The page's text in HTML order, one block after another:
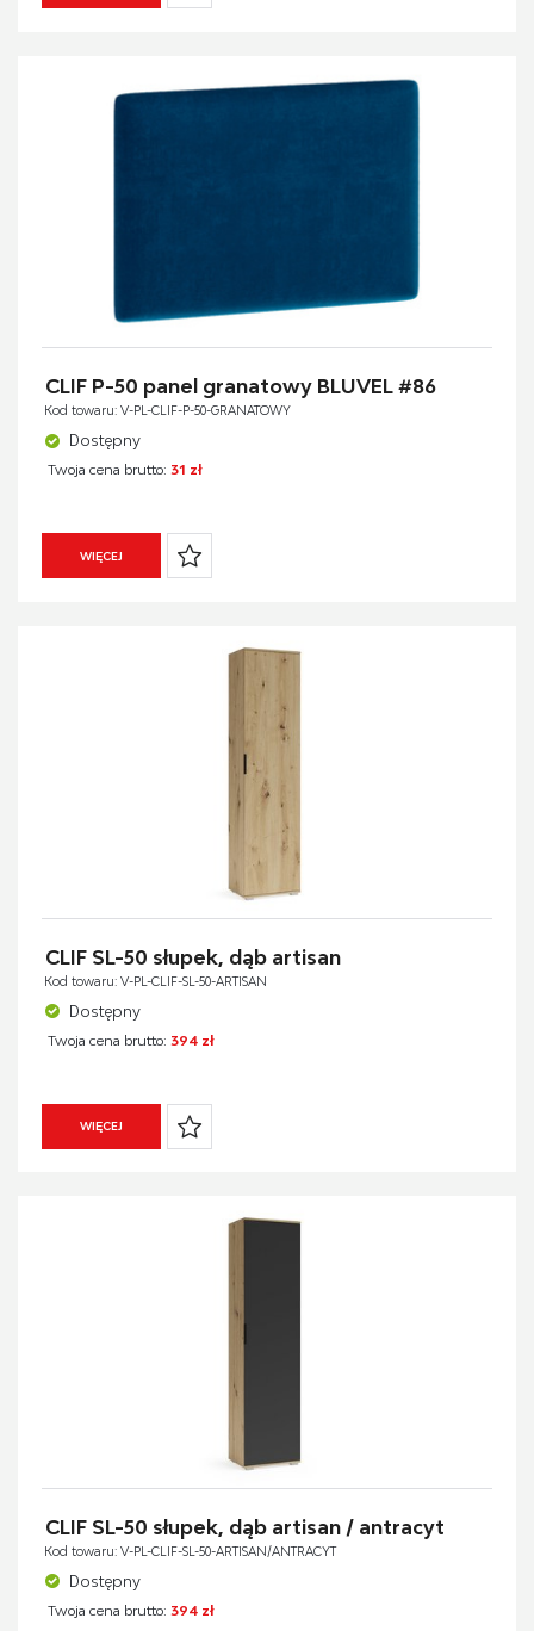
CLIF P-50 panel granatowy BLUVEL #86
Kod towaru: V-PL-CLIF-P-50-GRANATOWY
Dostępny
Twoja cena brutto: 31 zł
WIĘCEJ
CLIF SL-50 słupek, dąb artisan
Kod towaru: V-PL-CLIF-SL-50-ARTISAN
Dostępny
Twoja cena brutto: 394 zł
WIĘCEJ
CLIF SL-50 słupek, dąb artisan / antracyt
Kod towaru: V-PL-CLIF-SL-50-ARTISAN/ANTRACYT
Dostępny
Twoja cena brutto: 394 zł